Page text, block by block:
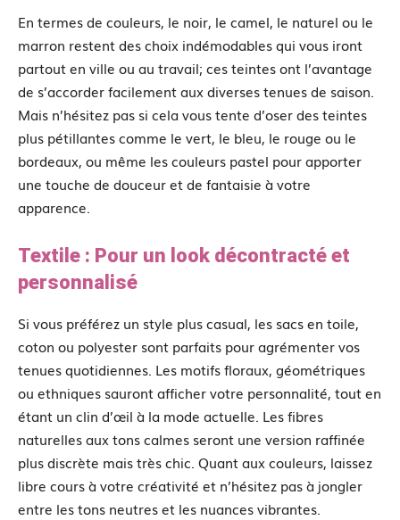
En termes de couleurs, le noir, le camel, le naturel ou le
marron restent des choix indémodables qui vous iront
partout en ville ou au travail; ces teintes ont l’avantage
de s’accorder facilement aux diverses tenues de saison.
Mais n’hésitez pas si cela vous tente d’oser des teintes
plus pétillantes comme le vert, le bleu, le rouge ou le
bordeaux, ou même les couleurs pastel pour apporter
une touche de douceur et de fantaisie à votre
apparence.
Textile : Pour un look décontracté et
personnalisé
Si vous préférez un style plus casual, les sacs en toile,
coton ou polyester sont parfaits pour agrémenter vos
tenues quotidiennes. Les motifs floraux, géométriques
ou ethniques sauront afficher votre personnalité, tout en
étant un clin d’œil à la mode actuelle. Les fibres
naturelles aux tons calmes seront une version raffinée
plus discrète mais très chic. Quant aux couleurs, laissez
libre cours à votre créativité et n’hésitez pas à jongler
entre les tons neutres et les nuances vibrantes.